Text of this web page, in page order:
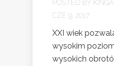
POSTED BY
CZE 9, 2017
XXI wiek
wysokim
wysokich